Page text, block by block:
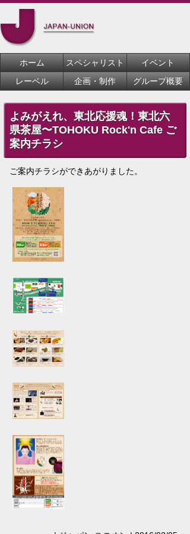
ホーム スペシャリスト
イベント
レーベル
企画・制作 グループ概要
よみがえれ、東北応援魂！東北六
県茶屋〜TOHOKU Rock'n Cafe ご
案内チラシ
ご案内チラシができあがりました。